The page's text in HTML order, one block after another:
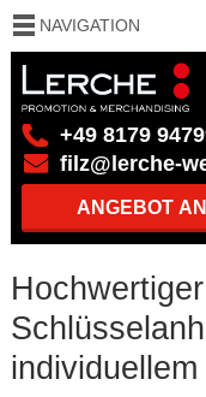
+49 8179
filz@lerche-
ANGEBOT
NAVIGATION